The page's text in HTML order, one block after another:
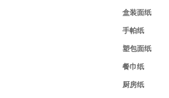
盒装面纸
手帕纸
塑包面纸
餐巾纸
厨房纸